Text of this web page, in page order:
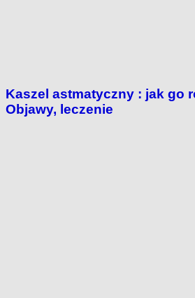
Kaszel astmatyczny : jak go
Objawy, leczenie